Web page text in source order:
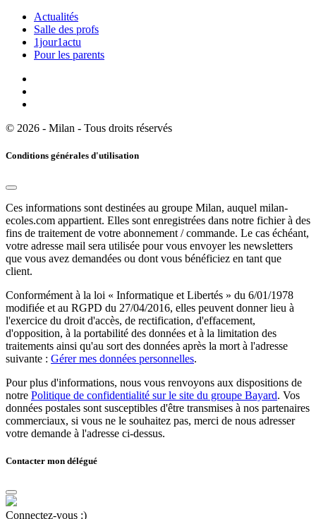
Actualités
Salle des profs
1jour1actu
Pour les parents
© 2026 - Milan - Tous droits réservés
Conditions générales d'utilisation
Ces informations sont destinées au groupe Milan, auquel milan-
ecoles.com appartient. Elles sont enregistrées dans notre fichier à des
fins de traitement de votre abonnement / commande. Le cas échéant,
votre adresse mail sera utilisée pour vous envoyer les newsletters
que vous avez demandées ou dont vous bénéficiez en tant que
client.
Conformément à la loi « Informatique et Libertés » du 6/01/1978
modifiée et au RGPD du 27/04/2016, elles peuvent donner lieu à
l'exercice du droit d'accès, de rectification, d'effacement,
d'opposition, à la portabilité des données et à la limitation des
traitements ainsi qu'au sort des données après la mort à l'adresse
suivante : Gérer mes données personnelles.
Pour plus d'informations, nous vous renvoyons aux dispositions de
notre Politique de confidentialité sur le site du groupe Bayard. Vos
données postales sont susceptibles d'être transmises à nos partenaires
commerciaux, si vous ne le souhaitez pas, merci de nous adresser
votre demande à l'adresse ci-dessus.
Contacter mon délégué
Connectez-vous :)